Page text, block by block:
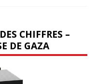
CHIFFRES –
DE GAZA